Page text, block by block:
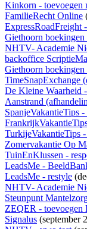
Kinkorn - toevoegen
FamilieRecht Online
ExpressRoadFreight
Giethoorn
NHTV- Academie
backoffice
Giethoorn boekingen
TimeSnapExchange
De Kleine Waarheid
Aanstrand
SpanjeVakantieTips -
TurkijeVakantieTips
Zomervakantie Op
TuinEnKlussen -
LeadsMe -
LeadsMe - restyle
NHTV- Academie
Steunpunt
ZEQER - toevoegen
Signalus (september